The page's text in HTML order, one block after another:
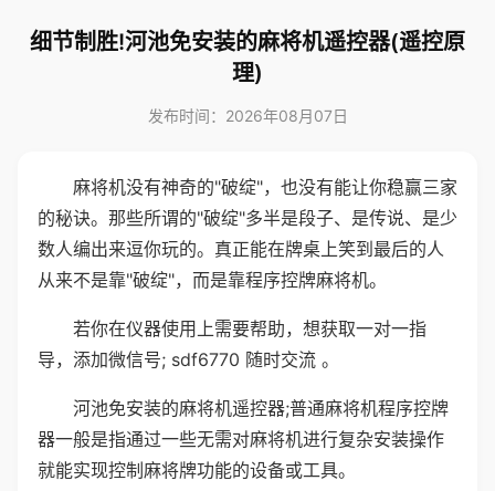
细节制胜!河池免安装的麻将机遥控器(遥控原
理)
发布时间：2026年08月07日
麻将机没有神奇的"破绽"，也没有能让你稳赢三家
的秘诀。那些所谓的"破绽"多半是段子、是传说、是少
数人编出来逗你玩的。真正能在牌桌上笑到最后的人
从来不是靠"破绽"，而是靠程序控牌麻将机。
若你在仪器使用上需要帮助，想获取一对一指
导，添加微信号; sdf6770 随时交流 。
河池免安装的麻将机遥控器;普通麻将机程序控牌
器一般是指通过一些无需对麻将机进行复杂安装操作
就能实现控制麻将牌功能的设备或工具。